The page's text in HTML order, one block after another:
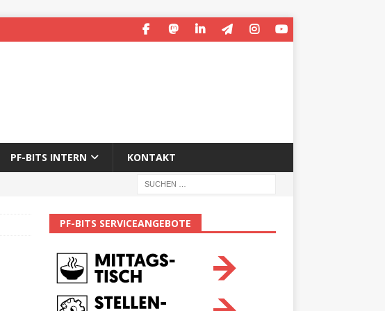
PF-BITS INTERN KONTAKT
PF-BITS SERVICEANGEBOTE